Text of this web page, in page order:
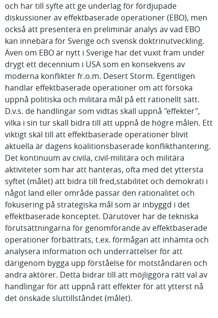
och har till syfte att ge underlag för fördjupade
diskussioner av effektbaserade operationer (EBO), men
också att presentera en preliminär analys av vad EBO
kan innebära för Sverige och svensk doktrinutveckling.
Även om EBO är nytt i Sverige har det vuxit fram under
drygt ett decennium i USA som en konsekvens av
moderna konflikter fr.o.m. Desert Storm. Egentligen
handlar effektbaserade operationer om att försöka
uppnå politiska och militära mål på ett rationellt sätt.
D.v.s. de handlingar som vidtas skall uppnå "effekter",
vilka i sin tur skall bidra till att uppnå de högre målen. Ett
viktigt skäl till att effektbaserade operationer blivit
aktuella är dagens koalitionsbaserade konflikthantering.
Det kontinuum av civila, civil-militära och militära
aktiviteter som har att hanteras, ofta med det yttersta
syftet (målet) att bidra till fred,stabilitet och demokrati i
något land eller område passar den rationalitet och
fokusering på strategiska mål som är inbyggd i det
effektbaserade konceptet. Därutöver har de tekniska
förutsättningarna för genomförande av effektbaserade
operationer förbättrats, t.ex. förmågan att inhämta och
analysera information och underrättelser för att
därigenom bygga upp förståelse för motståndaren och
andra aktörer. Detta bidrar till att möjliggöra rätt val av
handlingar för att uppnå rätt effekter för att ytterst nå
det önskade sluttillståndet (målet).